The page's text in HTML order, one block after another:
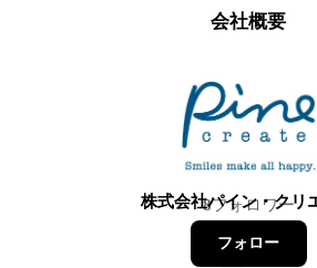
会社概要
株式会社パイン・クリ
8フォロワー
フォロー